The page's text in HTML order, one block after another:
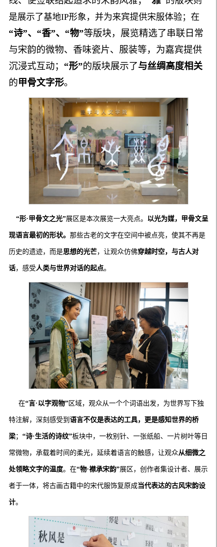
是展示了基地IP形象，并为来宾提供宋服体验；在
“诗”、“香”、“物”等版块，展览精选了串联日常
与宋韵的微物、香味瓷片、服装等，为嘉宾提供
沉浸式互动； “形”的版块展示了与丝绸高度相关
的甲骨文字形。
“形·甲骨文之光”展区是本次展览一大亮点。 以光为媒，甲骨文呈
现语言最初的形状。 那些古老的文字在空间中被点亮，使其不再是
历史的遗迹，而是思想的光芒，让观众仿佛穿越时空，与古人对
话，感受 人类与世界对话的起点。
在“言·以字观物”区域，观众从一个个词语出发，为世界写下独
特注解，深刻感受到 语言不仅是表达的工具，更是感知世界的桥
梁； “诗·生活的诗纹”板块中，一枚别针、一张纸船、一片树叶等日
常微物，承载着时间的柔光，延续着语言的触感，让观众从细微之
处领略文字的温度。在“物·襟承宋韵”展区，创作者集设计者、展示
者于一体，将古画古籍中的宋代服饰复原成当代表达的古风宋韵设
计。